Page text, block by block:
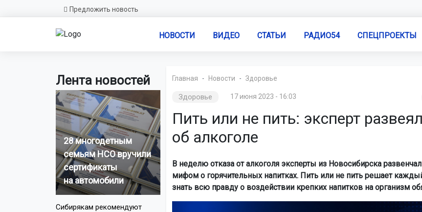
Предложить новость
НОВОСТИ ВИДЕО СТАТЬИ РАДИО54 СПЕЦПРОЕКТЫ
Лента новостей
28 многодетным
семьям НСО вручили
сертификаты
на автомобили
Сибирякам рекомендуют
Главная Новости Здоровье
Здоровье 17 июня 2023 - 16:03
Пить или не пить: эксперт
об алкоголе
В неделю отказа от алкоголя эксперты из Новосибирска
мифом о горячительных напитках. Пить или не пить решает
знать всю правду о воздействии крепких напитков на организм